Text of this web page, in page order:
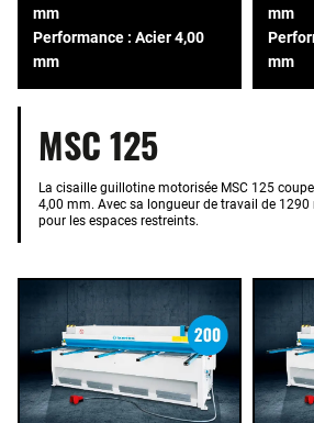
mm
Performance : Acier 4,00
mm
mm
mm
MSC 125
La cisaille guillotine motorisée MSC 125
4,00 mm. Avec sa longueur de travail de
pour les espaces restreints.